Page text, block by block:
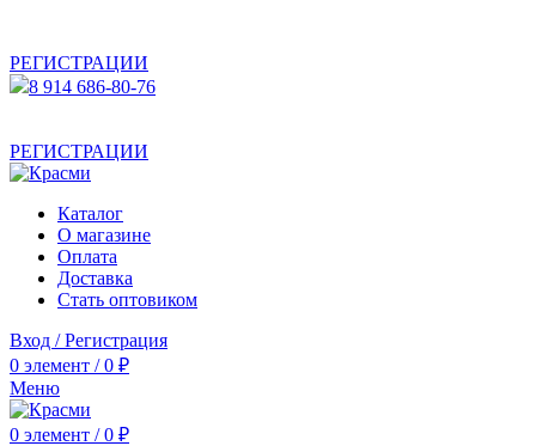
РЕГИСТРАЦИИ
8 914 686-80-76
РЕГИСТРАЦИИ
Каталог
О магазине
Оплата
Доставка
Стать оптовиком
Вход / Регистрация
0 элемент / 0 ₽
Меню
0 элемент / 0 ₽